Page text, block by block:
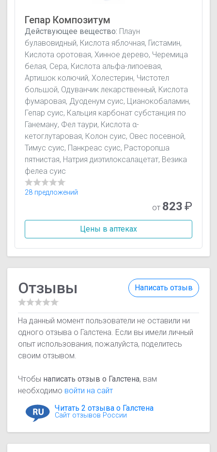
Гепар Композитум
Действующее вещество: Плаун
булавовидный, Кислота яблочная, Гистамин,
Кислота оротовая, Хинное дерево, Черемица
белая, Сера, Кислота альфа-липоевая,
Артишок колючий, Холестерин, Чистотел
большой, Одуванчик лекарственный, Кислота
фумаровая, Дуоденум суис, Цианокобаламин,
Гепар суис, Кальция карбонат субстанция по
Ганеману, Фел таури, Кислота α-
кетоглутаровая, Колон суис, Овес посевной,
Тимус суис, Панкреас суис, Расторопша
пятнистая, Натрия диэтилоксалацетат, Везика
фелеа суис
28 предложений
от 823₽
Цены в аптеках
Написать отзыв
Отзывы
На данный момент пользователи не оставили ни
одного отзыва о Галстена. Если вы имели личный
опыт использования, пожалуйста, поделитесь
своим отзывом.
Чтобы написать отзыв о Галстена, вам
необходимо войти на сайт
Читать 2 отзыва о Галстена
Сайт отзывов России